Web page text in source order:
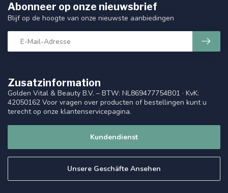
Zusatzinformation
Golden Vital & Beauty B.V. – BTW: NL869477754B01 · KvK:
42050162 Voor vragen over producten of bestellingen kunt u
terecht op onze klantenservicepagina.
Kundendienst
Unsere Geschäfte Ansehen
Abonneer op onze nieuwsbrief
Blijf op de hoogte van onze nieuwste aanbiedingen